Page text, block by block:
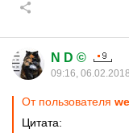
N D ©
09:16, 06.02.2018
От пользователя
Цитата: